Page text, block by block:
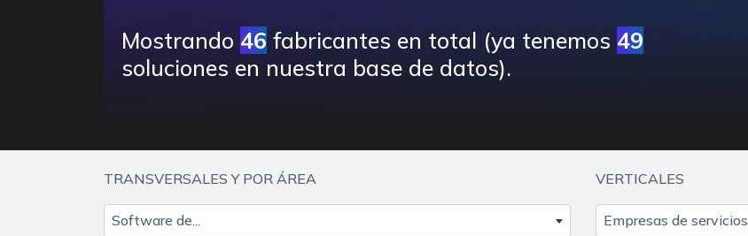
Mostrando 46 fabricantes en total (ya tenemos 49
soluciones en nuestra base de datos).
TRANSVERSALES Y POR ÁREA
Software de...
VERTICALES
Empresas de servicios